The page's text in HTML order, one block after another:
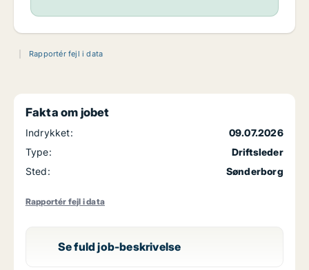
Rapportér fejl i data
Fakta om jobet
Indrykket:
09.07.2026
Type:
Driftsleder
Sted:
Sønderborg
Rapportér fejl i data
Se fuld job-beskrivelse